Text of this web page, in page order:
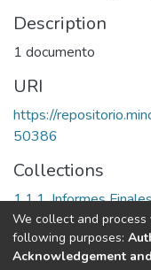
Description
1 documento
URI
https://
50386
Collections
1.1.1. Informes
Full item page
We collect and
following purposes:
Acknowledgement